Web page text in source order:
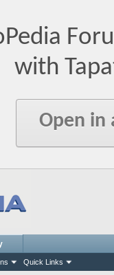
with
Open in
Quick Links